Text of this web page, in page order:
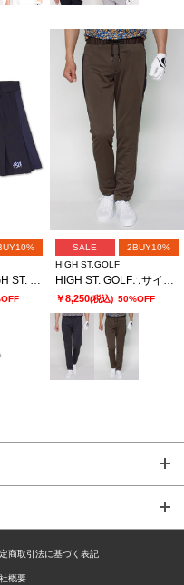
【LADIES'】HIGH ST. GOLF∴メリルハイテンション プリーツスカート
SALE
2BUY10%
HIGH ST.GOLF
HIGH ST. GOLF∴サイドラインストレッチスリムイージーパンツ
￥8,250(税込) 50%OFF
商取引法に基づく表記
概要